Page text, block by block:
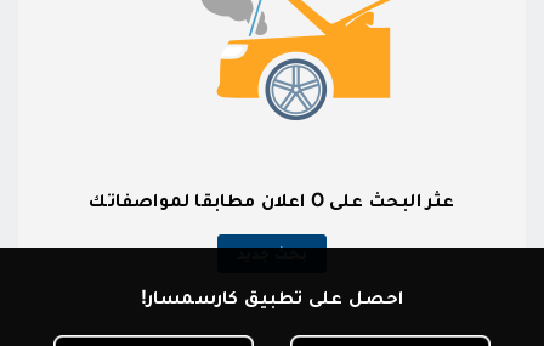
عثر البحث على 0 اعلان مطابقا لمواصفاتك
بحث جديد
احصل على تطبيق كارسمسار!